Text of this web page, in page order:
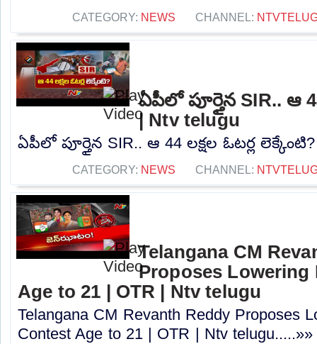
CATEGORY: NEWS CHANNEL:
ఏపీలో పూర్తైన SIR.. ఆ
| Ntv telugu
ఏపీలో పూర్తైన SIR.. ఆ 44 లక్షల ఓటర్ల
CATEGORY: NEWS CHANNEL:
Telangana CM
Proposes Lowering
Age to 21 | OTR | Ntv telugu
Telangana CM Revanth Reddy Proposes
Contest Age to 21 | OTR | Ntv telugu.....»»